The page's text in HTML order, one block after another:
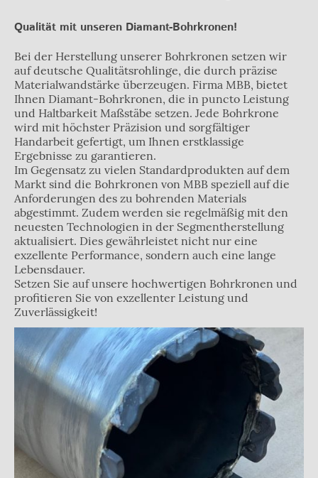
Bei der Herstellung unserer Bohrkronen setzen wir
auf deutsche Qualitätsrohlinge, die durch präzise
Materialwandstärke überzeugen. Firma MBB, bietet
Ihnen Diamant-Bohrkronen, die in puncto Leistung
und Haltbarkeit Maßstäbe setzen. Jede Bohrkrone
wird mit höchster Präzision und sorgfältiger
Handarbeit gefertigt, um Ihnen erstklassige
Ergebnisse zu garantieren.
Im Gegensatz zu vielen Standardprodukten auf dem
Markt sind die Bohrkronen von MBB speziell auf die
Anforderungen des zu bohrenden Materials
abgestimmt. Zudem werden sie regelmäßig mit den
neuesten Technologien in der Segmentherstellung
aktualisiert. Dies gewährleistet nicht nur eine
exzellente Performance, sondern auch eine lange
Lebensdauer.
Setzen Sie auf unsere hochwertigen Bohrkronen und
profitieren Sie von exzellenter Leistung und
Zuverlässigkeit!
Qualität mit unseren Diamant-Bohrkronen!